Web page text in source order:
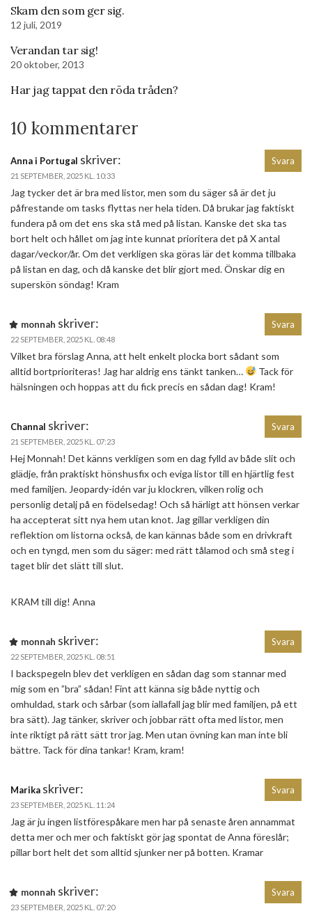
Skam den som ger sig.
12 juli, 2019
Verandan tar sig!
20 oktober, 2013
Har jag tappat den röda tråden?
10 kommentarer
Anna i Portugal skriver:
21 SEPTEMBER, 2025 KL. 10:33
Jag tycker det är bra med listor, men som du säger så är det ju
påfrestande om tasks flyttas ner hela tiden. Då brukar jag faktiskt
fundera på om det ens ska stå med på listan. Kanske det ska tas
bort helt och hållet om jag inte kunnat prioritera det på X antal
dagar/veckor/år. Om det verkligen ska göras lär det komma tillbaka
på listan en dag, och då kanske det blir gjort med. Önskar dig en
superskön söndag! Kram
Svara
monnah skriver:
22 SEPTEMBER, 2025 KL. 08:48
Vilket bra förslag Anna, att helt enkelt plocka bort sådant som
alltid bortprioriteras! Jag har aldrig ens tänkt tanken…
Tack för
hälsningen och hoppas att du fick precis en sådan dag! Kram!
Svara
Channal skriver:
21 SEPTEMBER, 2025 KL. 07:23
Hej Monnah! Det känns verkligen som en dag fylld av både slit och
glädje, från praktiskt hönshusfix och eviga listor till en hjärtlig fest
med familjen. Jeopardy-idén var ju klockren, vilken rolig och
personlig detalj på en födelsedag! Och så härligt att hönsen verkar
ha accepterat sitt nya hem utan knot. Jag gillar verkligen din
reflektion om listorna också, de kan kännas både som en drivkraft
och en tyngd, men som du säger: med rätt tålamod och små steg i
taget blir det slätt till slut.
KRAM till dig! Anna
Svara
monnah skriver:
22 SEPTEMBER, 2025 KL. 08:51
I backspegeln blev det verkligen en sådan dag som stannar med
mig som en ”bra” sådan! Fint att känna sig både nyttig och
omhuldad, stark och sårbar (som iallafall jag blir med familjen, på ett
bra sätt). Jag tänker, skriver och jobbar rätt ofta med listor, men
inte riktigt på rätt sätt tror jag. Men utan övning kan man inte bli
bättre. Tack för dina tankar! Kram, kram!
Svara
Marika skriver:
23 SEPTEMBER, 2025 KL. 11:24
Jag är ju ingen listförespåkare men har på senaste åren annammat
detta mer och mer och faktiskt gör jag spontat de Anna föreslår;
pillar bort helt det som alltid sjunker ner på botten. Kramar
Svara
monnah skriver:
23 SEPTEMBER, 2025 KL. 07:20
Svara